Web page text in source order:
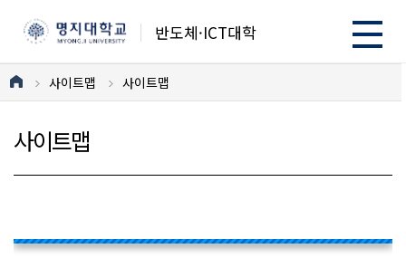
반도체·ICT대학
사이트맵 사이트맵
사이트맵